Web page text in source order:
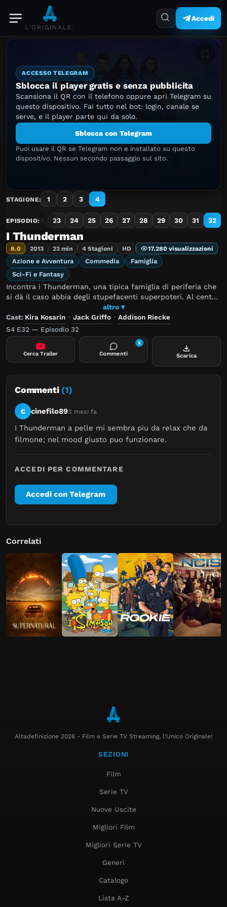
L'ORIGINALE.
Accedi
ACCESSO TELEGRAM
Sblocca il player gratis e senza pubblicita
Scansiona il QR con il telefono oppure apri Telegram su
questo dispositivo. Fai tutto nel bot: login, canale se
serve, e il player parte qui da solo.
Sblocca con Telegram
Puoi usare il QR se Telegram non e installato su questo
dispositivo. Nessun secondo passaggio sul sito.
STAGIONE: 1 2 3 4
EPISODIO:
20 21 22 23 24 25 26 27 28 29 30 31 32
I Thunderman
8.0 2013 23 min 4 Stagioni HD 17.280 visualizzazioni
Azione e Avventura Commedia
Famiglia
Sci-Fi e Fantasy
Incontra i Thunderman, una tipica famiglia di periferia che
si dà il caso abbia degli stupefacenti superpoteri. Al centro
dell'azione ci sono i gemelli Thunderman di 14 anni, che
condividono lo stesso bagno, la stessa scuola e gli stessi
fastidiosi fratellini. La loro unica differenza? La sorella è
una super studentessa con un carattere super solare che
non vede l'ora di diventare un supereroe un giorno, e il suo
fratello gemello è un super cattivo.
altro ▾
Cast: Kira Kosarin · Jack Griffo · Addison Riecke
S4 E32 — Episodio 32
Cerca Trailer Commenti
1
Scarica
Commenti (1)
C cinefilo893 mesi fa
I Thunderman a pelle mi sembra piu da relax che da
filmone; nel mood giusto puo funzionare.
ACCEDI PER COMMENTARE
Accedi con Telegram
Correlati
Altadefinizione 2026 - Film e Serie TV Streaming, l'Unico Originale!
SEZIONI
Film
Serie TV
Nuove Uscite
Migliori Film
Migliori Serie TV
Generi
Catalogo
Lista A-Z